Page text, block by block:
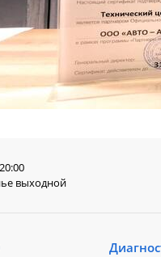
выходной